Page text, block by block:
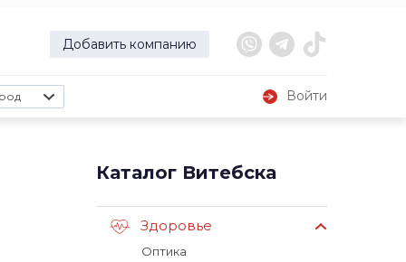
Добавить компанию
Войти
Каталог Витебска
Здоровье
Оптика